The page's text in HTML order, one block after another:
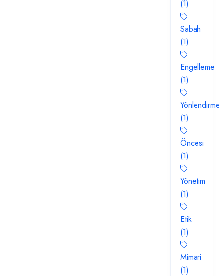
(1)
Sabah
(1)
Engelleme
(1)
(1)
Öncesi
(1)
Yönetim
(1)
Etik
(1)
Mimari
(1)